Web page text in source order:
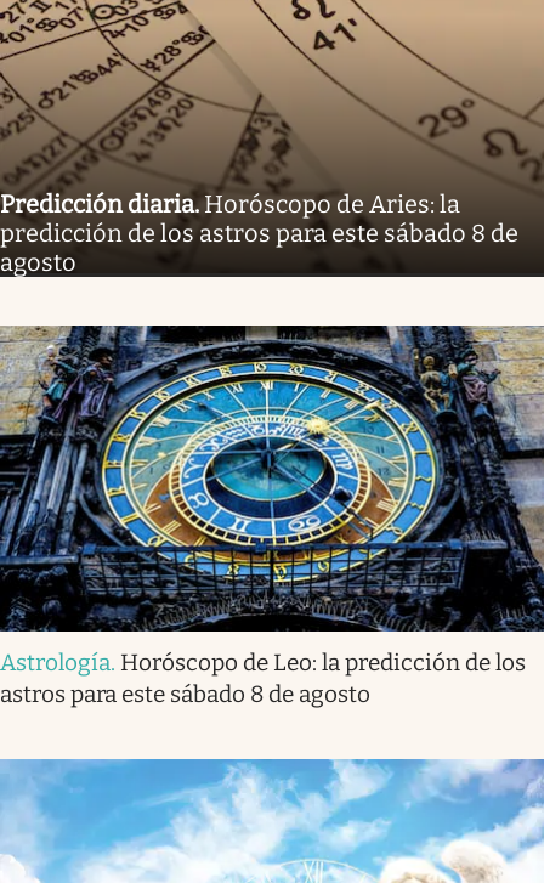
Predicción diaria.Horóscopo de Aries: la
predicción de los astros para este sábado 8 de
agosto
Astrología. Horóscopo de Leo: la predicción de los
astros para este sábado 8 de agosto